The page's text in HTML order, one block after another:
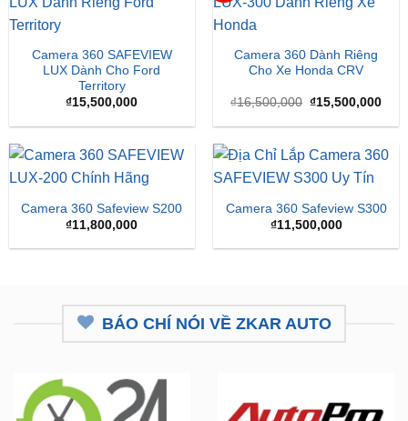
Camera 360 SAFEVIEW
LUX Dành Cho Ford
₫15,500,000
Camera 360 Dành Riêng
Cho Xe Honda CRV
₫16,500,000 Giá
gốc
là:
₫15,500,000
Camera 360 Safeview S200
₫11,800,000
Camera 360 Safeview S300
₫11,500,000